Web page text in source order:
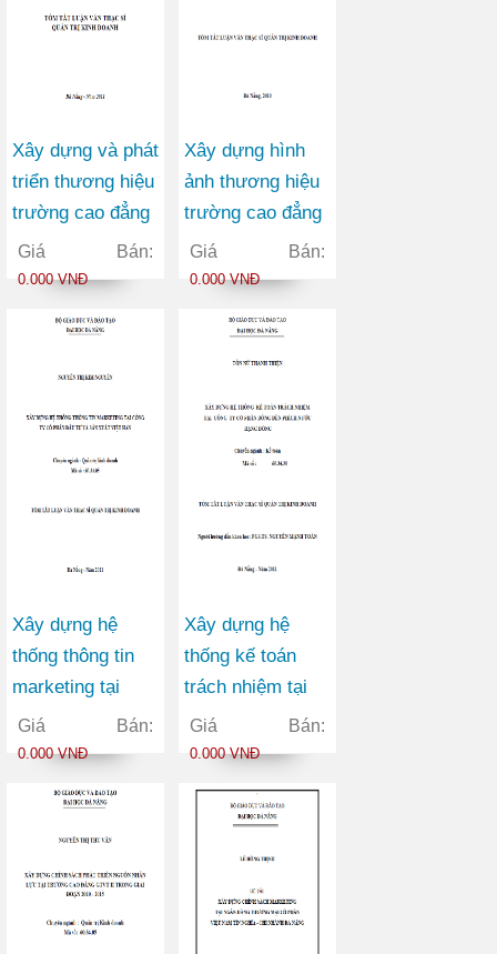
Xây dựng và phát
triển thương hiệu
trường cao đẳng
nghề Đà Nẵng
Giá Bán:
0.000 VNĐ
Xây dựng hình
ảnh thương hiệu
trường cao đẳng
thương mại
Giá Bán:
0.000 VNĐ
Xây dựng hệ
thống thông tin
marketing tại
Công ty Cổ phần
Đầu tư và Sản
Giá Bán:
0.000 VNĐ
Xây dựng hệ
thống kế toán
trách nhiệm tại
công ty cổ phần
bóng đèn phích
Giá Bán:
0.000 VNĐ